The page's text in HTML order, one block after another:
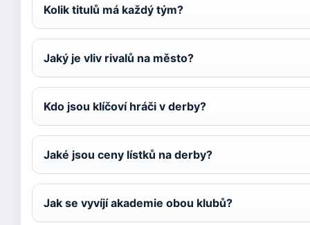
Kolik titulů má každý tým?
Jaký je vliv rivalů na město?
Kdo jsou klíčoví hráči v derby?
Jaké jsou ceny lístků na derby?
Jak se vyvíjí akademie obou klubů?